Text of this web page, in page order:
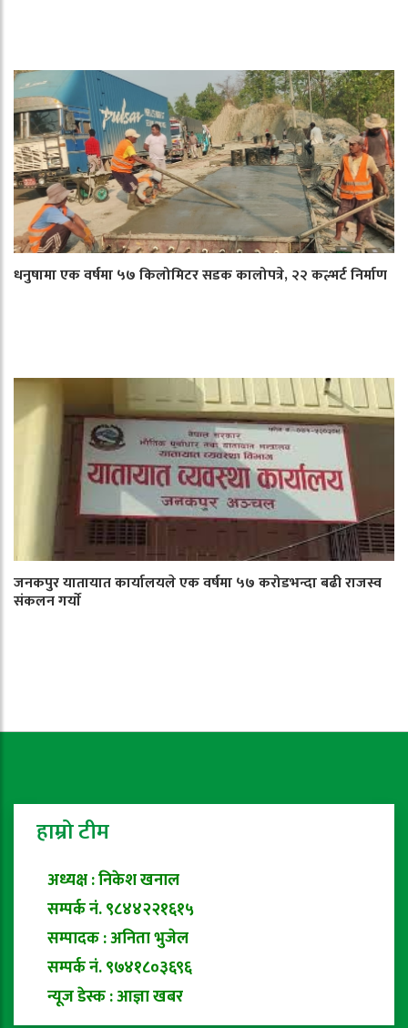
धनुषामा एक वर्षमा ५७ किलोमिटर सडक कालोपत्रे, २२ कल्भर्ट निर्माण
जनकपुर यातायात कार्यालयले एक वर्षमा ५७ करोडभन्दा बढी राजस्व
संकलन गर्याे
हाम्रो टीम
अध्यक्ष : निकेश खनाल
सम्पर्क नं. ९८४४२२१६१५
सम्पादक : अनिता भुजेल
सम्पर्क नं. ९७४१८०३६९६
न्यूज डेस्क : आज्ञा खबर